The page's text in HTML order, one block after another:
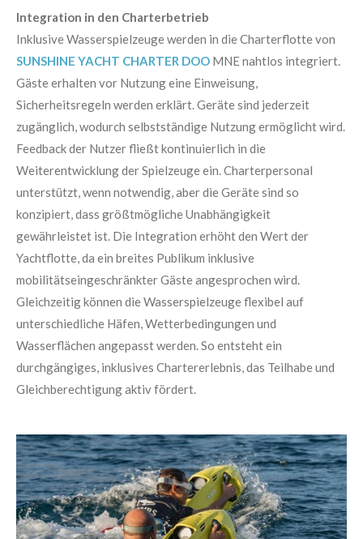
Integration in den Charterbetrieb
Inklusive Wasserspielzeuge werden in die Charterflotte von
SUNSHINE YACHT CHARTER DOO MNE nahtlos integriert.
Gäste erhalten vor Nutzung eine Einweisung,
Sicherheitsregeln werden erklärt. Geräte sind jederzeit
zugänglich, wodurch selbstständige Nutzung ermöglicht wird.
Feedback der Nutzer fließt kontinuierlich in die
Weiterentwicklung der Spielzeuge ein. Charterpersonal
unterstützt, wenn notwendig, aber die Geräte sind so
konzipiert, dass größtmögliche Unabhängigkeit
gewährleistet ist. Die Integration erhöht den Wert der
Yachtflotte, da ein breites Publikum inklusive
mobilitätseingeschränkter Gäste angesprochen wird.
Gleichzeitig können die Wasserspielzeuge flexibel auf
unterschiedliche Häfen, Wetterbedingungen und
Wasserflächen angepasst werden. So entsteht ein
durchgängiges, inklusives Chartererlebnis, das Teilhabe und
Gleichberechtigung aktiv fördert.